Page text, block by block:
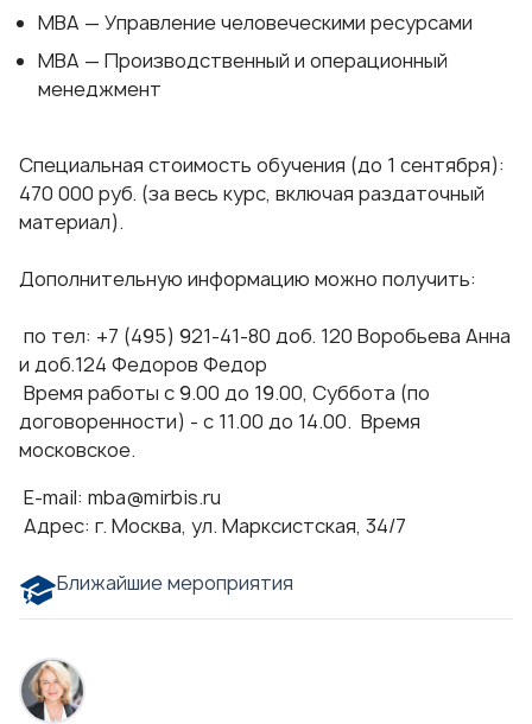
MBA — Управление человеческими ресурсами
MBA — Производственный и операционный
менеджмент
Специальная стоимость обучения (до 1 сентября):
470 000 руб. (за весь курс, включая раздаточный
материал).
Дополнительную информацию можно получить:
по тел: +7 (495) 921-41-80 доб. 120 Воробьева Анна
и доб.124 Федоров Федор
Время работы с 9.00 до 19.00, Суббота (по
договоренности) - с 11.00 до 14.00. Время
московское.
E-mail: mba@mirbis.ru
Адрес: г. Москва, ул. Марксистская, 34/7
Ближайшие мероприятия